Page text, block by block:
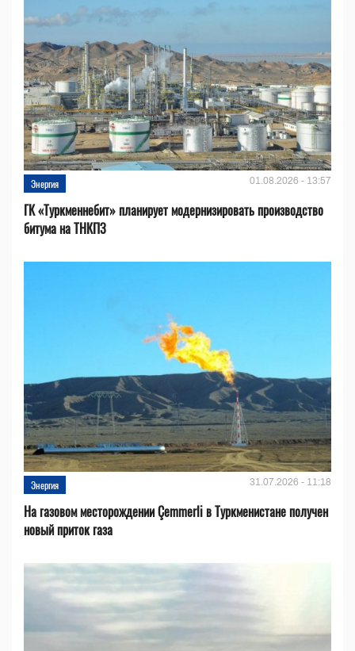
Энергия 01.08.2026 - 13:57
ГК «Туркменнебит» планирует модернизировать производство
битума на ТНКПЗ
Энергия 31.07.2026 - 11:18
На газовом месторождении Çemmerli в Туркменистане получен
новый приток газа